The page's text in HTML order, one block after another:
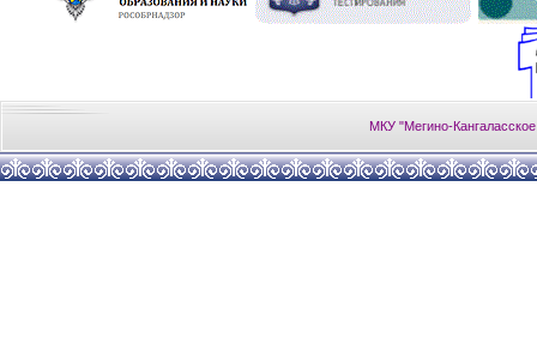
МКУ "Мегино-